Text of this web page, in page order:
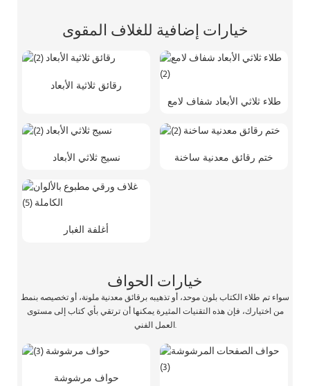
خيارات إضافية للغلاف المقوى
رقائق ثلاثية الأبعاد
طلاء ثلاثي الأبعاد شفاف لامع
نسيج ثلاثي الأبعاد ختم رقائق معدنية ساخنة
أغلفة الغبار
خيارات الحواف
سواء تم طلاء الكتاب بلون موحد، أو تذهيبه برقائق معدنية ملونة، أو تخصيصه بنمط
من اختيارك، فإن هذه التقنيات المثيرة يمكنها أن ترتقي بأي كتاب إلى مستوى
العمل الفني.
حواف مرشوشة